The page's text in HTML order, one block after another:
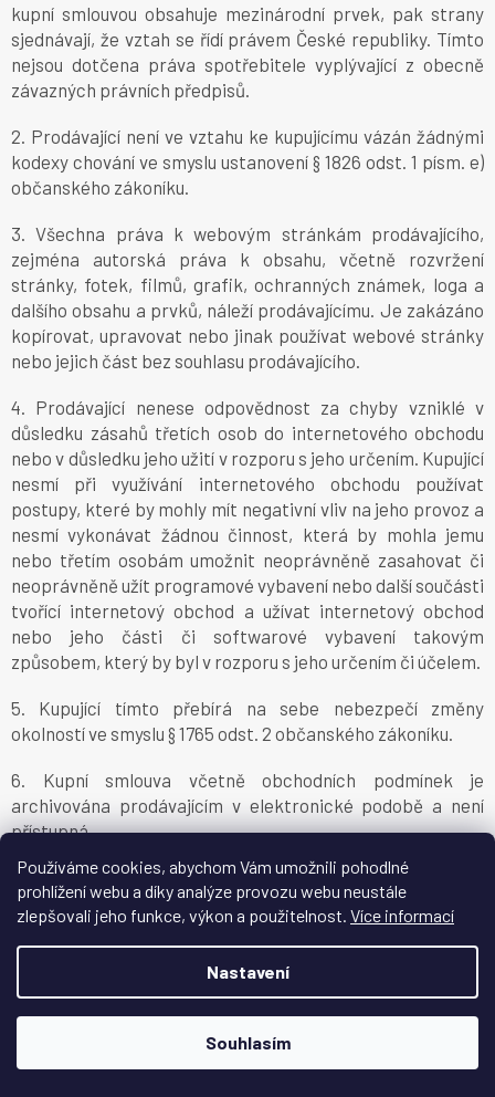
Používáme cookies, abychom Vám umožnili pohodlné
prohlížení webu a díky analýze provozu webu neustále
zlepšovali jeho funkce, výkon a použitelnost. Více informací
Nastavení
Souhlasím
kupní smlouvou obsahuje mezinárodní prvek, pak strany
sjednávají, že vztah se řídí právem České republiky. Tímto
nejsou dotčena práva spotřebitele vyplývající z obecně
závazných právních předpisů.
2. Prodávající není ve vztahu ke kupujícímu vázán žádnými
kodexy chování ve smyslu ustanovení § 1826 odst. 1 písm. e)
občanského zákoníku.
3. Všechna práva k webovým stránkám prodávajícího,
zejména autorská práva k obsahu, včetně rozvržení
stránky, fotek, filmů, grafik, ochranných známek, loga a
dalšího obsahu a prvků, náleží prodávajícímu. Je zakázáno
kopírovat, upravovat nebo jinak používat webové stránky
nebo jejich část bez souhlasu prodávajícího.
4. Prodávající nenese odpovědnost za chyby vzniklé v
důsledku zásahů třetích osob do internetového obchodu
nebo v důsledku jeho užití v rozporu s jeho určením. Kupující
nesmí při využívání internetového obchodu používat
postupy, které by mohly mít negativní vliv na jeho provoz a
nesmí vykonávat žádnou činnost, která by mohla jemu
nebo třetím osobám umožnit neoprávněně zasahovat či
neoprávněně užít programové vybavení nebo další součásti
tvořící internetový obchod a užívat internetový obchod
nebo jeho části či softwarové vybavení takovým
způsobem, který by byl v rozporu s jeho určením či účelem.
5. Kupující tímto přebírá na sebe nebezpečí změny
okolností ve smyslu § 1765 odst. 2 občanského zákoníku.
6. Kupní smlouva včetně obchodních podmínek je
archivována prodávajícím v elektronické podobě a není
přístupná.
7. Znění obchodních podmínek může prodávající měnit či
doplňovat. Tímto ustanovením nejsou dotčena práva a
povinnosti vzniklá po dobu účinnosti předchozího znění
obchodních podmínek.
8. Přílohou obchodních podmínek je vzorový formulář pro
odstoupení od smlouvy.